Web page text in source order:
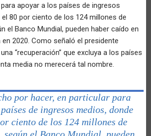
apoyar a los países de ingresos
80 por ciento de los 124 millones de
el Banco Mundial, pueden haber caído en
2020. Como señaló el presidente
“recuperación” que excluya a los países
media no merecerá tal nombre.
por hacer, en particular para
de ingresos medios, donde
ciento de los 124 millones de